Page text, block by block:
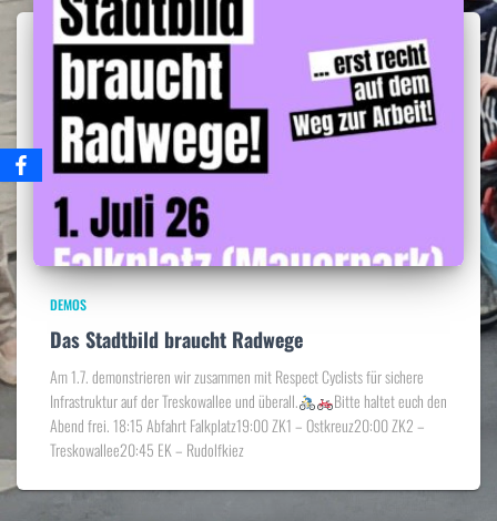
DEMOS
Das Stadtbild braucht Radwege
Am 1.7. demonstrieren wir zusammen mit Respect Cyclists für sichere
Infrastruktur auf der Treskowallee und überall.
Bitte haltet euch den
Abend frei. 18:15 Abfahrt Falkplatz19:00 ZK1 – Ostkreuz20:00 ZK2 –
Treskowallee20:45 EK – Rudolfkiez